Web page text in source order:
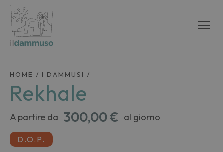
HOME / I DAMMUSI /
Rekhale
A partire da 300,00 € al giorno
D.O.P.